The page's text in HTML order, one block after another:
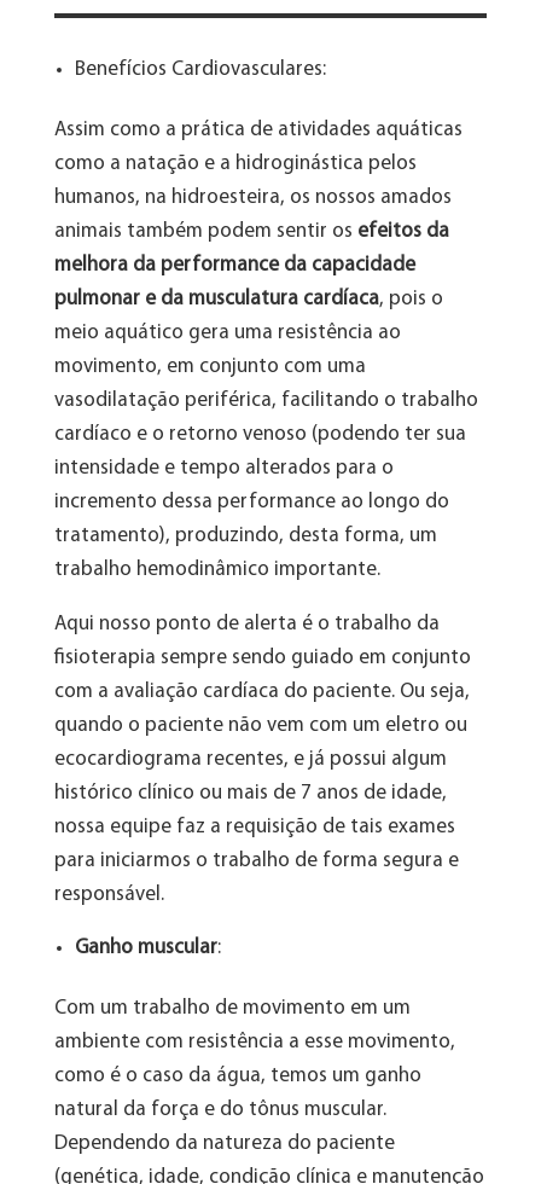
Benefícios Cardiovasculares:
Assim como a prática de atividades aquáticas
como a natação e a hidroginástica pelos
humanos, na hidroesteira, os nossos amados
animais também podem sentir os efeitos da
melhora da performance da capacidade
pulmonar e da musculatura cardíaca, pois o
meio aquático gera uma resistência ao
movimento, em conjunto com uma
vasodilatação periférica, facilitando o trabalho
cardíaco e o retorno venoso (podendo ter sua
intensidade e tempo alterados para o
incremento dessa performance ao longo do
tratamento), produzindo, desta forma, um
trabalho hemodinâmico importante.
Aqui nosso ponto de alerta é o trabalho da
fisioterapia sempre sendo guiado em conjunto
com a avaliação cardíaca do paciente. Ou seja,
quando o paciente não vem com um eletro ou
ecocardiograma recentes, e já possui algum
histórico clínico ou mais de 7 anos de idade,
nossa equipe faz a requisição de tais exames
para iniciarmos o trabalho de forma segura e
responsável.
Ganho muscular:
Com um trabalho de movimento em um
ambiente com resistência a esse movimento,
como é o caso da água, temos um ganho
natural da força e do tônus muscular.
Dependendo da natureza do paciente
(genética, idade, condição clínica e manutenção